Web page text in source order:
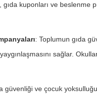
gıda kuponları ve
: Toplumun gıda
yaygınlaşmasını sağlar.
güvenliği ve çocuk